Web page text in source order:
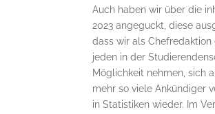
Auch haben wir über die
2023 angeguckt, diese
dass wir als
jeden in der
Möglichkeit nehmen, sich
mehr so viele Ankündiger
in Statistiken wieder. Im